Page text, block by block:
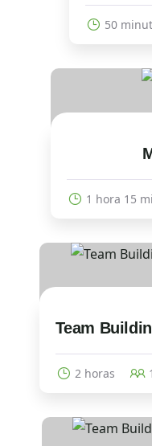
50
1 hora 15
Team
2 horas